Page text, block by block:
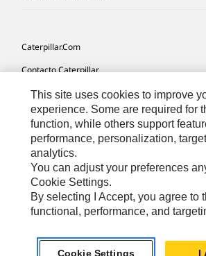
Caterpillar.com
Contacto Caterpillar
Mis Preferencias De Marketing
Mapa Del Sitio
Cookie Settings
Aviso Legal
Privacidad
Europe-Spanish© 2026 Caterpillar. Reservados
This site uses cookies to improve
experience. Some are required for
function, while others support
performance, personalization,
analytics.
You can adjust your preferences
Cookie Settings.
By selecting I Accept, you agree to
functional, performance, and
Cookie Settings I